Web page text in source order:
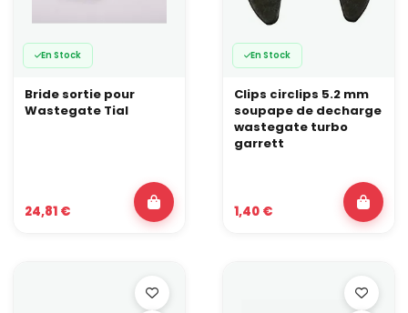
En Stock
Bride sortie pour
Wastegate Tial
24,81 €
En Stock
Clips circlips 5.2 mm
soupape de decharge
wastegate turbo
garrett
1,40 €